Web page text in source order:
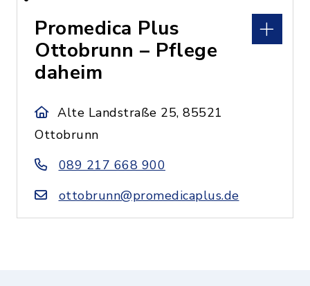
Promedica Plus
Ottobrunn – Pflege
daheim
Alte Landstraße 25, 85521
Ottobrunn
089 217 668 900
ottobrunn@promedicaplus.de